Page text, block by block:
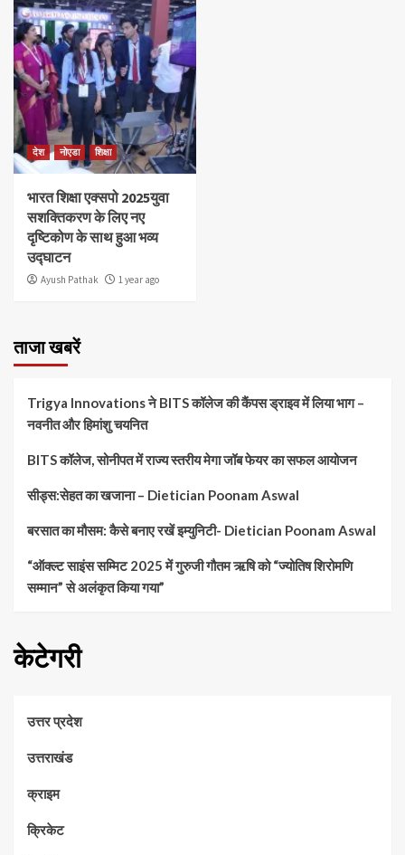
देश नोएडा शिक्षा
भारत शिक्षा एक्सपो 2025युवा
सशक्तिकरण के लिए नए
दृष्टिकोण के साथ हुआ भव्य
उद्घाटन
Ayush Pathak 1 year ago
ताजा खबरें
Trigya Innovations ने BITS कॉलेज की कैंपस ड्राइव में लिया भाग –
नवनीत और हिमांशु चयनित
BITS कॉलेज, सोनीपत में राज्य स्तरीय मेगा जॉब फेयर का सफल आयोजन
सीड्स:सेहत का खजाना – Dietician Poonam Aswal
बरसात का मौसम: कैसे बनाए रखें इम्युनिटी- Dietician Poonam Aswal
“ऑक्ल्ट साइंस सम्मिट 2025 में गुरुजी गौतम ऋषि को “ज्योतिष शिरोमणि
सम्मान” से अलंकृत किया गया”
केटेगरी
उत्तर प्रदेश
उत्तराखंड
क्राइम
क्रिकेट